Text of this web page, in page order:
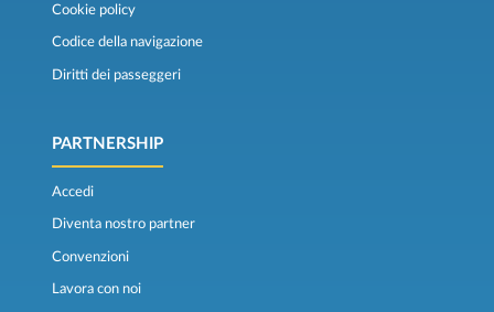
Cookie policy
Codice della navigazione
Diritti dei passeggeri
PARTNERSHIP
Accedi
Diventa nostro partner
Convenzioni
Lavora con noi